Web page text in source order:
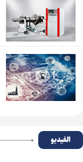
الفیدیو